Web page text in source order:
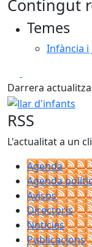
+
Contingut
Temes
Infància i
Darrera
llar d'infants
RSS
L'actualitat a un
Agenda
Agenda
Avisos
Directoris
Notícies
Publicacions